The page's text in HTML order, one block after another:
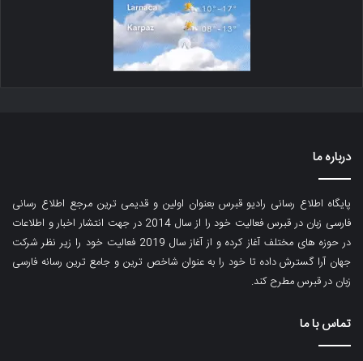
درباره ما
پایگاه اطلاع رسانی رادیو قبرس بعنوان اولین و قدیمی ترین مرجع اطلاع رسانی
فارسی زبان در قبرس فعالیت خود را از سال 2014 در جهت انتشار اخبار و اطلاعات
در حوزه های مختلف آغاز کرده و از آغاز سال 2019 فعالیت خود را زیر نظر شرکت
جهان آرا گسترش داده تا خود را به عنوان شاخص ترین و جامع ترین رسانه فارسی
زبان در قبرس مطرح کند.
تماس با ما